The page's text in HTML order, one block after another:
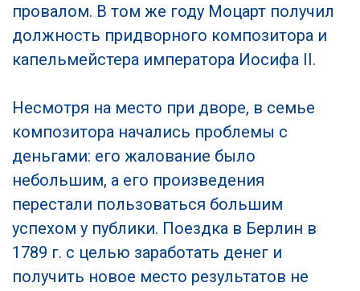
провалом. В том же году Моцарт получил
должность придворного композитора и
капельмейстера императора Иосифа II.
Несмотря на место при дворе, в семье
композитора начались проблемы с
деньгами: его жалование было
небольшим, а его произведения
перестали пользоваться большим
успехом у публики. Поездка в Берлин в
1789 г. с целью заработать денег и
получить новое место результатов не